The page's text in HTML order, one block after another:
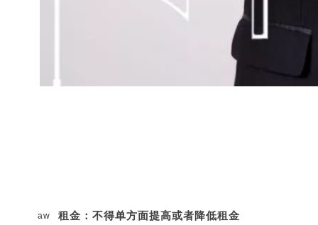
aw
租金：不得单方面提高或者降低租金